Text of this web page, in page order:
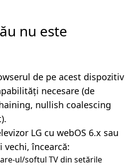
nu este
de pe acest dispozitiv
necesare (de
nullish coalescing
LG cu webOS 6.x sau
încearcă:
ul/softul TV din setările